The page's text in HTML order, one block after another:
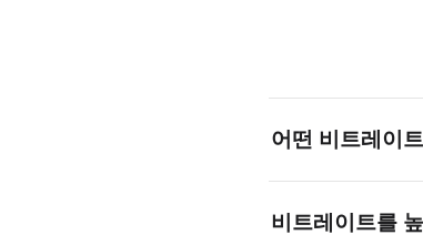
어떤 비트레이
최소화하려면
비트레이트를